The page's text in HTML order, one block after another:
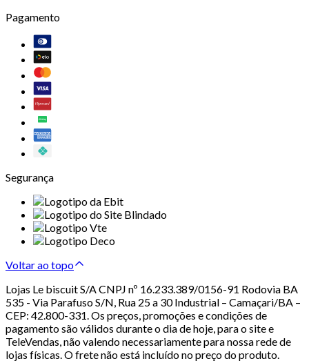
Pagamento
Segurança
Voltar ao topo
Lojas Le biscuit S/A CNPJ nº 16.233.389/0156-91 Rodovia BA
535 - Via Parafuso S/N, Rua 25 a 30 Industrial – Camaçari/BA –
CEP: 42.800-331. Os preços, promoções e condições de
pagamento são válidos durante o dia de hoje, para o site e
TeleVendas, não valendo necessariamente para nossa rede de
lojas físicas. O frete não está incluído no preço do produto.